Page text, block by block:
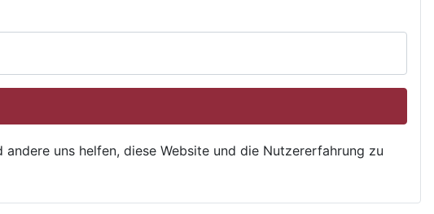
uns helfen, diese Website und die Nutzererfahrung zu